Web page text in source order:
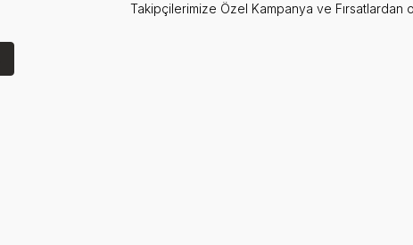
Takipçilerimize Özel Kampanya ve Fırsatlardan